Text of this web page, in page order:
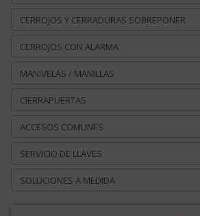
CERROJOS Y CERRADURAS SOBREPONER
CERROJOS CON ALARMA
MANIVELAS / MANILLAS
CIERRAPUERTAS
ACCESOS COMUNES
SERVICIO DE LLAVES
SOLUCIONES A MEDIDA